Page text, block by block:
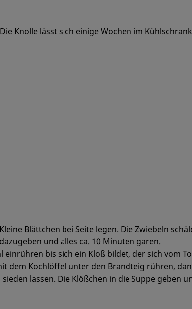
Knolle lässt sich einige Wochen im
Blättchen bei Seite legen. Die Zwiebeln
und alles ca. 10 Minuten garen.
bis sich ein Kloß bildet, der sich vom
dem Kochlöffel unter den Brandteig rühren,
lassen. Die Klößchen in die Suppe geben